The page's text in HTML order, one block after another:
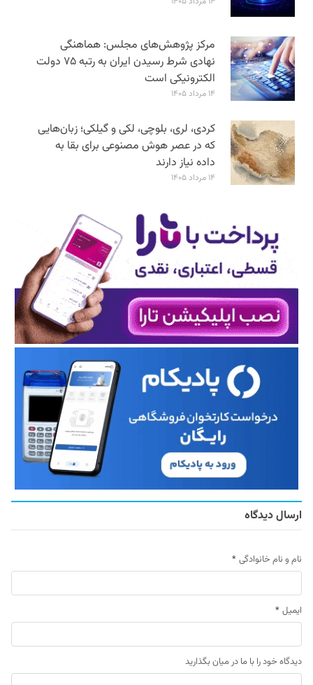
مرکز پژوهش‌های مجلس: هماهنگی
نهادی شرط رسیدن ایران به رتبه ۷۵ دولت
الکترونیکی است
۱۴ مرداد ۱۴۰۵
کردی، لری، بلوچی، لکی و گیلکی؛ زبان‌هایی
که در عصر هوش مصنوعی برای بقا به
داده نیاز دارند
۱۴ مرداد ۱۴۰۵
ارسال دیدگاه
نام و نام خانوادگی *
ایمیل *
دیدگاه خود را با ما در میان بگذارید